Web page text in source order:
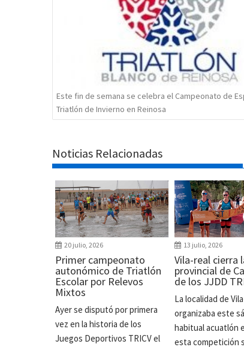
Este fin de semana se celebra el Campeonato de
Triatlón de Invierno en Reinosa
Noticias Relacionadas
20 julio, 2026
Primer campeonato
autonómico de Triatlón
Escolar por Relevos
Mixtos
Ayer se disputó por primera
vez en la historia de los
Juegos Deportivos TRICV el
13 julio, 2026
Vila-real cierra
provincial de
de los JJDD
La localidad de
organizaba este
habitual acuatlón
esta competición